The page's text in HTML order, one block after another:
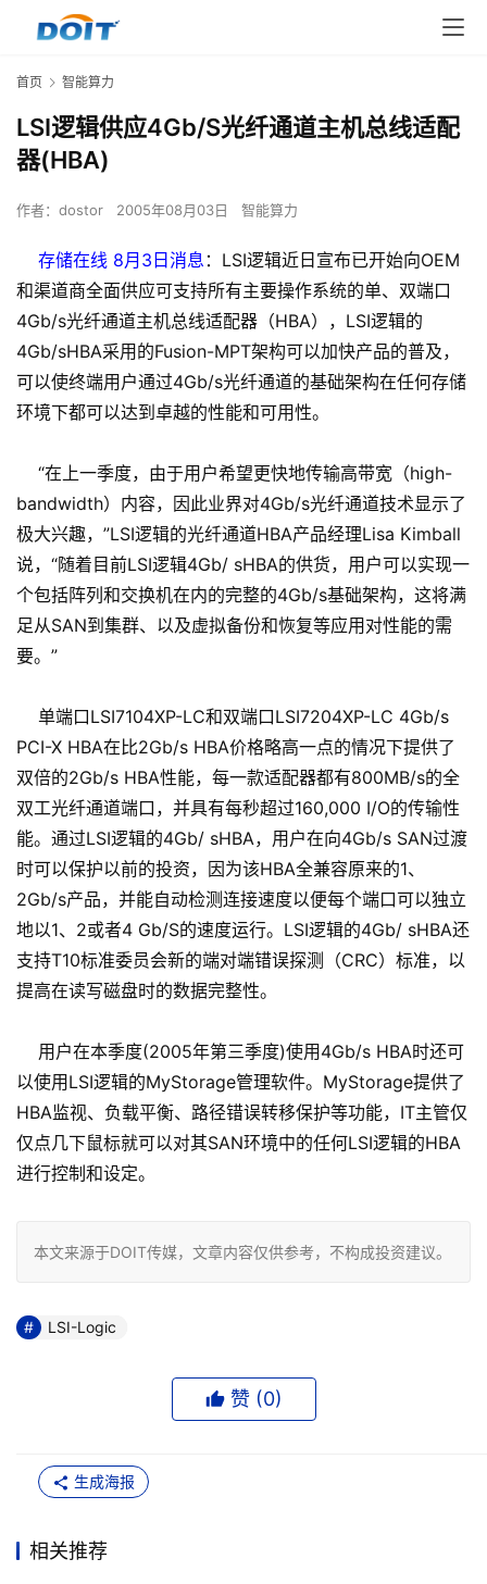
首页 智能算力
LSI逻辑供应4Gb/S光纤通道主机总线适配
器(HBA)
作者： dostor 2005年08月03日 智能算力
存储在线 8月3日消息 ：LSI逻辑近日宣布已开始向OEM
和渠道商全面供应可支持所有主要操作系统的单、双端口
4Gb/s光纤通道主机总线适配器（HBA），LSI逻辑的
4Gb/sHBA采用的Fusion-MPT架构可以加快产品的普及，
可以使终端用户通过4Gb/s光纤通道的基础架构在任何存储
环境下都可以达到卓越的性能和可用性。
“在上一季度，由于用户希望更快地传输高带宽（high-
bandwidth）内容，因此业界对4Gb/s光纤通道技术显示了
极大兴趣，”LSI逻辑的光纤通道HBA产品经理Lisa Kimball
说，“随着目前LSI逻辑4Gb/ sHBA的供货，用户可以实现一
个包括阵列和交换机在内的完整的4Gb/s基础架构，这将满
足从SAN到集群、以及虚拟备份和恢复等应用对性能的需
要。”
单端口LSI7104XP-LC和双端口LSI7204XP-LC 4Gb/s
PCI-X HBA在比2Gb/s HBA价格略高一点的情况下提供了
双倍的2Gb/s HBA性能，每一款适配器都有800MB/s的全
双工光纤通道端口，并具有每秒超过160,000 I/O的传输性
能。通过LSI逻辑的4Gb/ sHBA，用户在向4Gb/s SAN过渡
时可以保护以前的投资，因为该HBA全兼容原来的1、
2Gb/s产品，并能自动检测连接速度以便每个端口可以独立
地以1、2或者4 Gb/S的速度运行。LSI逻辑的4Gb/ sHBA还
支持T10标准委员会新的端对端错误探测（CRC）标准，以
提高在读写磁盘时的数据完整性。
用户在本季度(2005年第三季度)使用4Gb/s HBA时还可
以使用LSI逻辑的MyStorage管理软件。MyStorage提供了
HBA监视、负载平衡、路径错误转移保护等功能，IT主管仅
仅点几下鼠标就可以对其SAN环境中的任何LSI逻辑的HBA
进行控制和设定。
本文来源于DOIT传媒，文章内容仅供参考，不构成投资建议。
LSI-Logic
赞 (0)
生成海报
相关推荐